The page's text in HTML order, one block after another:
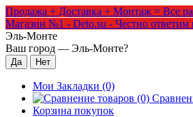
Продажа + Доставка + Монтаж = Все
Магазин №1 - Deto.su - Честно
Эль-Монте
Ваш город — Эль-Монте?
Мои Закладки (0)
Корзина покупок